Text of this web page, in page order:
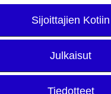
Sijoittajien Kotiin
Julkaisut
Tiedotteet